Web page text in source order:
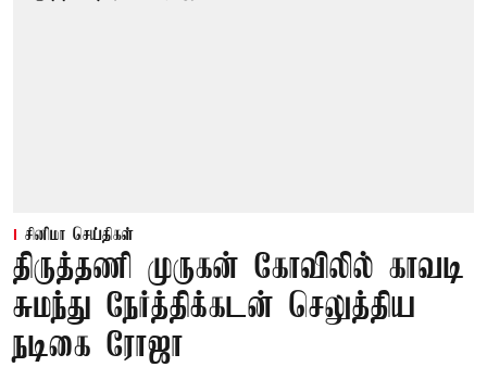
சினிமா செய்திகள்
திருத்தணி முருகன் கோவிலில் காவடி
சுமந்து நேர்த்திக்கடன் செலுத்திய
நடிகை ரோஜா